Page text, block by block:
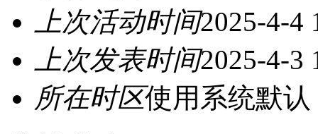
上次活动时间2025-4-4
上次发表时间2025-4-3
所在时区使用系统默认